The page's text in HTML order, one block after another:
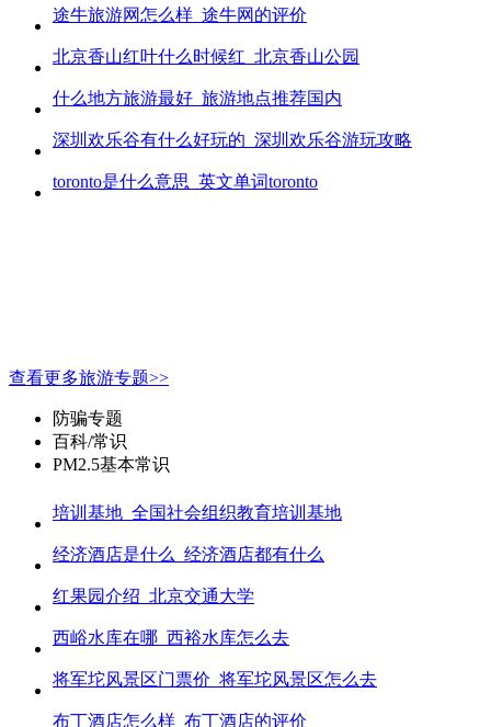
途牛旅游网怎么样_途牛网的评价
北京香山红叶什么时候红_北京香山公园
什么地方旅游最好_旅游地点推荐国内
深圳欢乐谷有什么好玩的_深圳欢乐谷游玩攻略
toronto是什么意思_英文单词toronto
查看更多旅游专题>>
防骗专题
百科/常识
PM2.5基本常识
培训基地_全国社会组织教育培训基地
经济酒店是什么_经济酒店都有什么
红果园介绍_北京交通大学
西峪水库在哪_西裕水库怎么去
将军坨风景区门票价_将军坨风景区怎么去
布丁酒店怎么样_布丁酒店的评价